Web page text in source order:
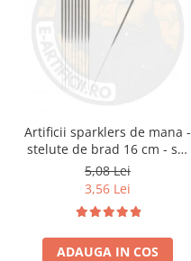
Artificii sparklers de mana -
stelute de brad 16 cm - set
10 buc
5,08 Lei
3,56 Lei
ADAUGA IN COS